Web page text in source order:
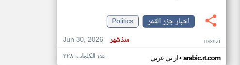
اخبار جزر القمر
Politics
Jun 30, 2026
منذ شهر TG39ZI
ار تي عربي• arabic.rt.com عدد الكلمات: ٢٢٨